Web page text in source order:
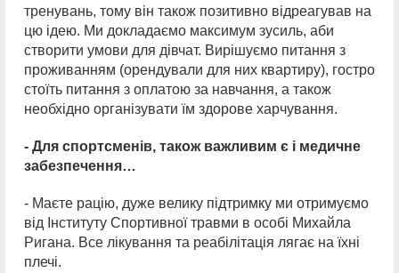
тренувань, тому він також позитивно відреагував на
цю ідею. Ми докладаємо максимум зусиль, аби
створити умови для дівчат. Вирішуємо питання з
проживанням (орендували для них квартиру), гостро
стоїть питання з оплатою за навчання, а також
необхідно організувати їм здорове харчування.
- Для спортсменів, також важливим є і медичне
забезпечення…
- Маєте рацію, дуже велику підтримку ми отримуємо
від Інституту Спортивної травми в особі Михайла
Ригана. Все лікування та реабілітація лягає на їхні
плечі.